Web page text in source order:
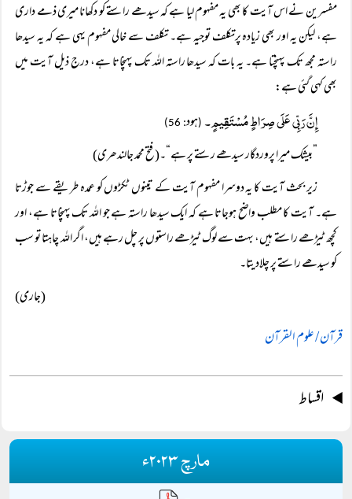
مفسرین نے اس آیت کا بھی یہ مفہوم لیا ہے کہ سیدھے راستے کو دکھانا میری ذمے داری
ہے، لیکن یہ اور بھی زیادہ پرتکلف توجیہ ہے۔ تکلف سے خالی مفہوم یہی ہے کہ یہ سیدھا
راستہ مجھ تک پہنچتا ہے۔ یہ بات کہ سیدھا راستہ اللہ تک پہنچاتا ہے، درج ذیل آیت میں
بھی کہی گئی ہے:
إِنَّ رَبِّی عَلَی صِرَاطٍ مُسْتَقِیمٍ۔ (ہود: 56)
”بیشک میرا پروردگار سیدھے رستے پر ہے“۔(فتح محمد جالندھری)
زیر بحث آیت کا یہ دوسرا مفہوم آیت کے تینوں ٹکڑوں کو عمدہ طریقے سے جوڑتا
ہے۔ آیت کا مطلب واضح ہوجاتا ہے کہ ایک سیدھا راستہ ہے جو اللہ تک پہنچاتا ہے، اور
کچھ ٹیڑھے راستے ہیں، بہت سے لوگ ٹیڑھے راستوں پر چل رہے ہیں، اگر اللہ چاہتا تو سب
کو سیدھے راستے پر چلادیتا۔
(جاری)
قرآن / علوم القرآن
اقساط
مارچ ۲۰۲۳ء